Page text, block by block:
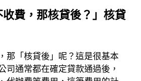
費，那核貸後？」核貸
那「核貸後」呢？這是很基本
司通常都在確定貸款通過後，